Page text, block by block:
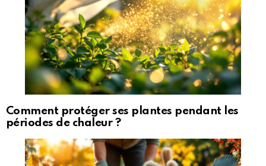
Comment protéger ses plantes pendant les
périodes de chaleur ?